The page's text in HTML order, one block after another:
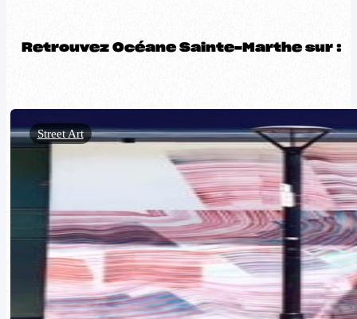
Retrouvez Océane Sainte-Marthe sur :
Street Art